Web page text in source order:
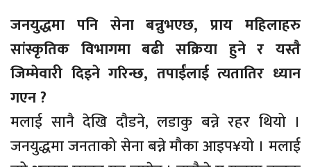
जनयुद्धमा पनि सेना बन्नुभएछ, प्राय महिलाहरु
सांस्कृतिक विभागमा बढी सक्रिया हुने र यस्तै
जिम्मेवारी दिइने गरिन्छ, तपाईंलाई त्यतातिर ध्यान
गएन ?
मलाई सानै देखि दौडने, लडाकु बन्ने रहर थियो ।
जनयुद्धमा जनताको सेना बन्ने मौका आइप¥यो । मलाई